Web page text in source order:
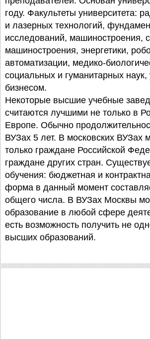
году. Факультеты университета:
и лазерных технологий,
исследований, машиностроения,
машиностроения, энергетики,
автоматизации, медико-
социальных и гуманитарных наук,
бизнесом.
Некоторые высшие учебные
считаются лучшими не только в
Европе. Обычно
ВУЗах 5 лет. В московских ВУЗах
только граждане Российской
граждане других стран.
обучения: бюджетная и
форма в данный момент
общего числа. В ВУЗах Москвы
образование в любой сфере
есть возможность получить не
высших образований.